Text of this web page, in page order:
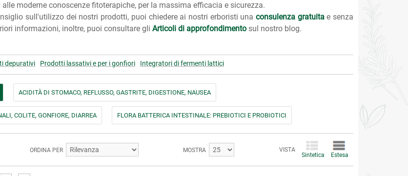
moderne conoscenze fitoterapiche, per la massima efficacia e sicurezza.
sull'utilizzo dei nostri prodotti, puoi chiedere ai nostri erboristi una consulenza gratuitae senza
informazioni, inoltre, puoi consultare gli Articoli di approfondimento sul nostro blog.
depurativi Prodotti lassativi e per i gonfiori Integratori di fermenti lattici
ACIDITÀ DI STOMACO, REFLUSSO, GASTRITE, DIGESTIONE, NAUSEA
COLITE, GONFIORE, DIARREA FLORA BATTERICA INTESTINALE: PREBIOTICI E PROBIOTICI
ORDINA PER MOSTRA VISTA
Sintetica Estesa